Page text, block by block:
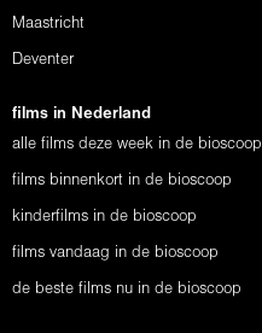
Maastricht
Deventer
films in Nederland
alle films deze week in de bioscoop
films binnenkort in de bioscoop
kinderfilms in de bioscoop
films vandaag in de bioscoop
de beste films nu in de bioscoop